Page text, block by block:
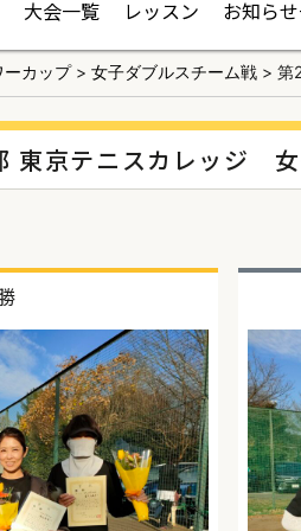
大会一覧 レッスン お知ら
ーカップ> 女子ダブルスチーム戦> 第
京テニスカレッジ 女